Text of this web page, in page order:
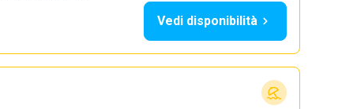
Vedi disponibilità